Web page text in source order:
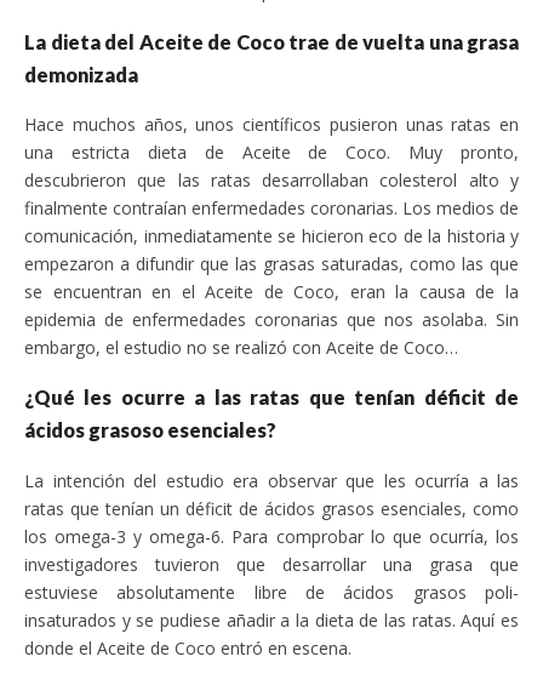
La dieta del Aceite de Coco trae de vuelta una grasa
demonizada
Hace muchos años, unos científicos pusieron unas ratas en
una estricta dieta de Aceite de Coco. Muy pronto,
descubrieron que las ratas desarrollaban colesterol alto y
finalmente contraían enfermedades coronarias. Los medios de
comunicación, inmediatamente se hicieron eco de la historia y
empezaron a difundir que las grasas saturadas, como las que
se encuentran en el Aceite de Coco, eran la causa de la
epidemia de enfermedades coronarias que nos asolaba. Sin
embargo, el estudio no se realizó con Aceite de Coco…
¿Qué les ocurre a las ratas que tenían déficit de
ácidos grasoso esenciales?
La intención del estudio era observar que les ocurría a las
ratas que tenían un déficit de ácidos grasos esenciales, como
los omega-3 y omega-6. Para comprobar lo que ocurría, los
investigadores tuvieron que desarrollar una grasa que
estuviese absolutamente libre de ácidos grasos poli-
insaturados y se pudiese añadir a la dieta de las ratas. Aquí es
donde el Aceite de Coco entró en escena.